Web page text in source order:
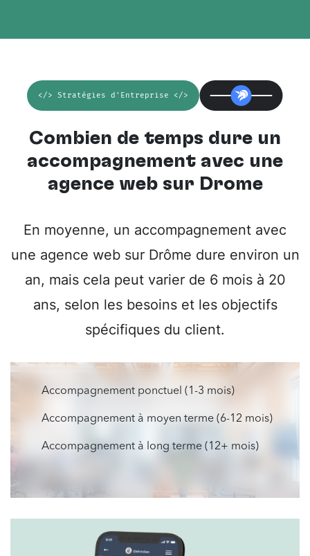
</> Stratégies d'Entreprise </>
Combien de temps dure un
accompagnement avec une
agence web sur Drôme
En moyenne, un accompagnement avec
une agence web sur Drôme dure environ un
an, mais cela peut varier de 6 mois à 20
ans, selon les besoins et les objectifs
spécifiques du client.
Accompagnement ponctuel (1-3 mois)
Accompagnement à moyen terme (6-12 mois)
Accompagnement à long terme (12+ mois)